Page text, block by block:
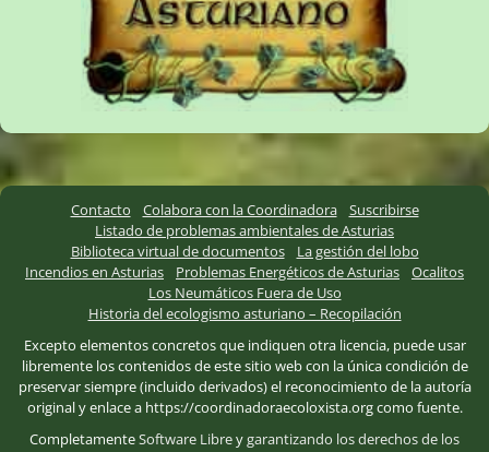
Contacto Colabora con la Coordinadora
Suscribirse
Listado de problemas ambientales de Asturias
Biblioteca virtual de documentos
La gestión del lobo
Incendios en Asturias
Problemas Energéticos de Asturias
Ocalitos
Los Neumáticos Fuera de Uso
Historia del ecologismo asturiano – Recopilación
Excepto elementos concretos que indiquen otra licencia, puede usar
libremente los contenidos de este sitio web con la única condición de
preservar siempre (incluido derivados) el reconocimiento de la autoría
original y enlace a https://coordinadoraecoloxista.org como fuente.
CompletamenteSoftware Libreygarantizando los derechos de los